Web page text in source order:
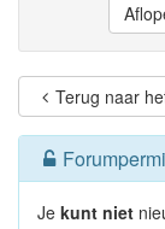
Terug naar
Je kunt niet